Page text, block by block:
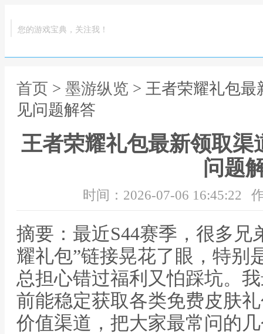
您的游戏宝典，关注我！
首页 > 墨游纵览 > 王者荣耀礼包
见问题解答
王者荣耀礼包最新领取渠
问题
时间：2026-07-06 16:45:22
摘要：最近S44赛季，很多兄
耀礼包”链接晃花了眼，特别
总担心错过福利又怕踩坑。
前能稳定获取各类免费皮肤
价值渠道，把大家最常问的